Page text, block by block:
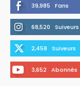
39,985 Fans
68,520 Suiveurs
2,458 Suiveurs
3,652 Abonnés